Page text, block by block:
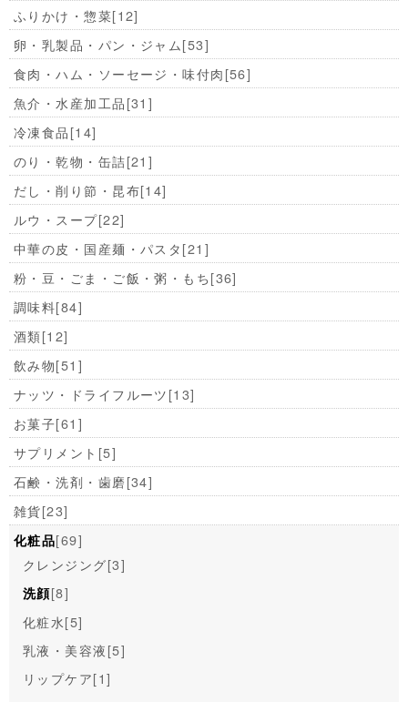
ふりかけ・惣菜[12]
卵・乳製品・パン・ジャム[53]
食肉・ハム・ソーセージ・味付肉[56]
魚介・水産加工品[31]
冷凍食品[14]
のり・乾物・缶詰[21]
だし・削り節・昆布[14]
ルウ・スープ[22]
中華の皮・国産麺・パスタ[21]
粉・豆・ごま・ご飯・粥・もち[36]
調味料[84]
酒類[12]
飲み物[51]
ナッツ・ドライフルーツ[13]
お菓子[61]
サプリメント [5]
石鹸・洗剤・歯磨[34]
雑貨[23]
化粧品[69]
クレンジング[3]
洗顔[8]
化粧水[5]
乳液・美容液[5]
リップケア[1]